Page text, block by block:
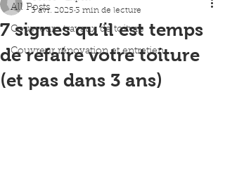
All Posts
Couvreur : travaux de toiture
Couvreur rénovation et entretien
7 signes qu’il est temps
de refaire votre toiture
(et pas dans 3 ans)
3 avr. 2025 3 min de lecture